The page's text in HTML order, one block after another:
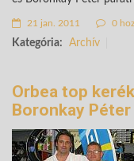
21 jan. 2011 0
Kategória: Archív
Orbea top
Boronkay Péter